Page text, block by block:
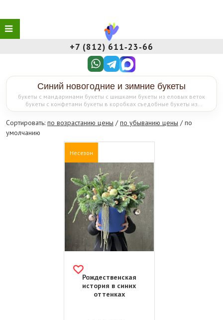
+7 (812) 611‑23‑66
Синий новогодние и зимние букеты
букеты с мандаринами букеты с шишками букеты из еловых веток
букеты с конфетами букеты в коробках съедобные букеты из
фруктов рождественские венки венки из еловых веток венки из
шишек букеты с хлопком букеты-ёлки букеты с розами
Сортировать: по возрастанию цены /по убыванию цены / по
умолчанию
Несезон
Рождественская
история в синих
оттенках